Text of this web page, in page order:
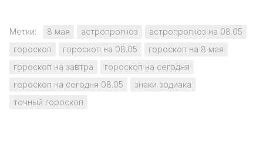
Метки: 8 мая астропрогноз
астропрогноз на 08.05
гороскоп
гороскоп на 08.05
гороскоп на 8 мая
гороскоп на завтра
гороскоп на сегодня
гороскоп на сегодня 08.05
знаки зодиака
точный гороскоп